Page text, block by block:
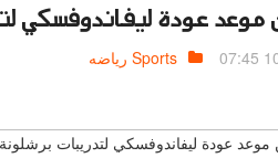
عودة ليفاندوفسكي
Sports رياضه